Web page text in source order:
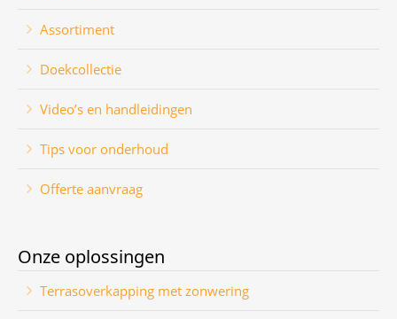
Assortiment
Doekcollectie
Video’s en handleidingen
Tips voor onderhoud
Offerte aanvraag
Onze oplossingen
Terrasoverkapping met zonwering